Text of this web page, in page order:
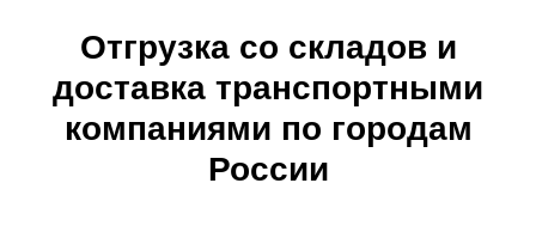
Отгрузка со складов и
доставка транспортными
компаниями по городам
России